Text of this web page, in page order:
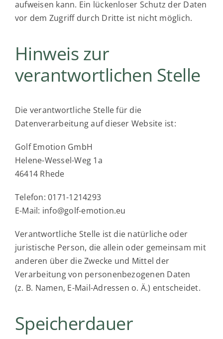
aufweisen kann. Ein lückenloser Schutz der Daten
vor dem Zugriff durch Dritte ist nicht möglich.
Hinweis zur
verantwortlichen Stelle
Die verantwortliche Stelle für die
Datenverarbeitung auf dieser Website ist:
Golf Emotion GmbH
Helene-Wessel-Weg 1a
46414 Rhede
Telefon: 0171-1214293
E-Mail: info@golf-emotion.eu
Verantwortliche Stelle ist die natürliche oder
juristische Person, die allein oder gemeinsam mit
anderen über die Zwecke und Mittel der
Verarbeitung von personenbezogenen Daten
(z. B. Namen, E-Mail-Adressen o. Ä.) entscheidet.
Speicherdauer